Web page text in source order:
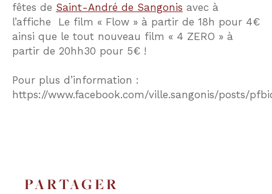
fêtes de Saint-André de Sangonis avec à
l’affiche Le film « Flow » à partir de 18h pour 4€
ainsi que le tout nouveau film « 4 ZERO » à
partir de 20hh30 pour 5€ !
Pour plus d’information :
https://www.facebook.com/ville.sangonis/posts/
PARTAGER
FILTRER PAR